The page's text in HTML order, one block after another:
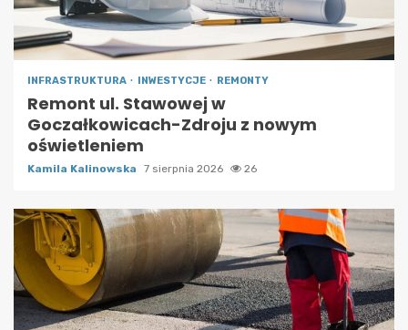
INFRASTRUKTURA INWESTYCJE REMONTY
Remont ul. Stawowej w
Goczałkowicach-Zdroju z nowym
oświetleniem
Kamila Kalinowska 7 sierpnia 2026 26